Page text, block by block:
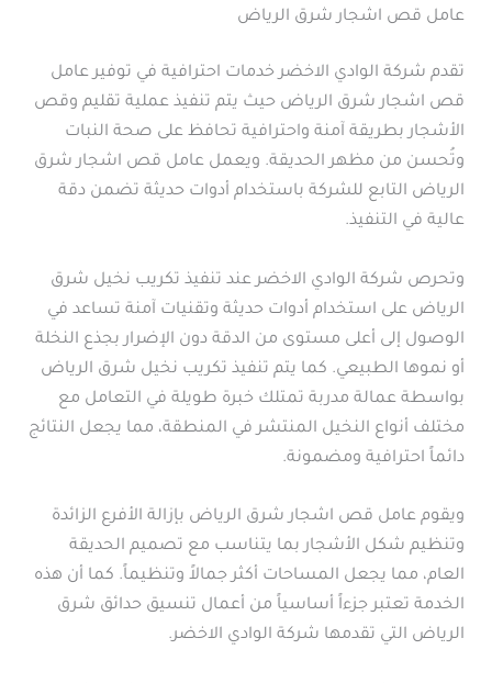
عامل قص اشجار شرق الرياض
تقدم شركة الوادي الاخضر خدمات احترافية في توفير عامل
قص اشجار شرق الرياض حيث يتم تنفيذ عملية تقليم وقص
الأشجار بطريقة آمنة واحترافية تحافظ على صحة النبات
وتُحسن من مظهر الحديقة. ويعمل عامل قص اشجار شرق
الرياض التابع للشركة باستخدام أدوات حديثة تضمن دقة
عالية في التنفيذ.
وتحرص شركة الوادي الاخضر عند تنفيذ تكريب نخيل شرق
الرياض على استخدام أدوات حديثة وتقنيات آمنة تساعد في
الوصول إلى أعلى مستوى من الدقة دون الإضرار بجذع النخلة
أو نموها الطبيعي. كما يتم تنفيذ تكريب نخيل شرق الرياض
بواسطة عمالة مدربة تمتلك خبرة طويلة في التعامل مع
مختلف أنواع النخيل المنتشر في المنطقة، مما يجعل النتائج
دائماً احترافية ومضمونة.
ويقوم عامل قص اشجار شرق الرياض بإزالة الأفرع الزائدة
وتنظيم شكل الأشجار بما يتناسب مع تصميم الحديقة
العام، مما يجعل المساحات أكثر جمالاً وتنظيماً. كما أن هذه
الخدمة تعتبر جزءاً أساسياً من أعمال تنسيق حدائق شرق
الرياض التي تقدمها شركة الوادي الاخضر.